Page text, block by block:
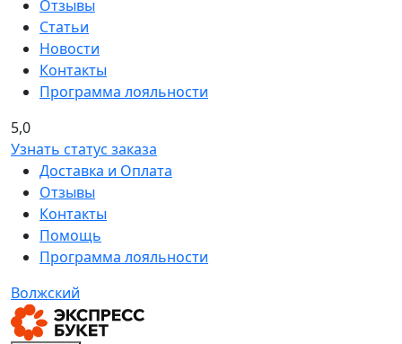
Отзывы
Статьи
Новости
Контакты
Программа лояльности
5,0
Узнать статус заказа
Доставка и Оплата
Отзывы
Контакты
Помощь
Программа лояльности
Волжский